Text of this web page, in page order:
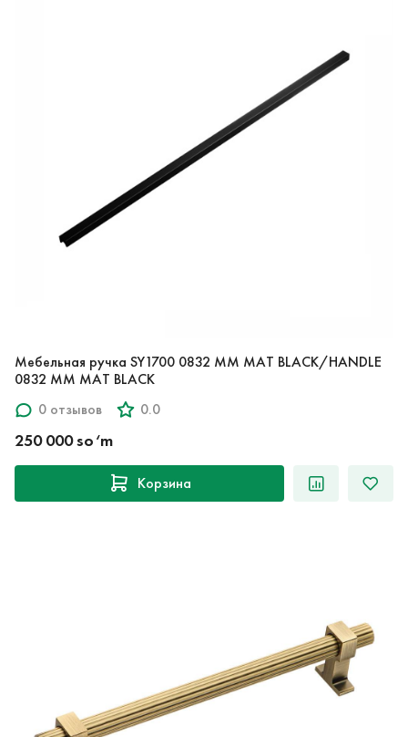
Мебельная ручка SY1700 0832 MM MAT BLACK/HANDLE
0832 MM MAT BLACK
0 отзывов
0.0
250 000 so‘m
Корзина